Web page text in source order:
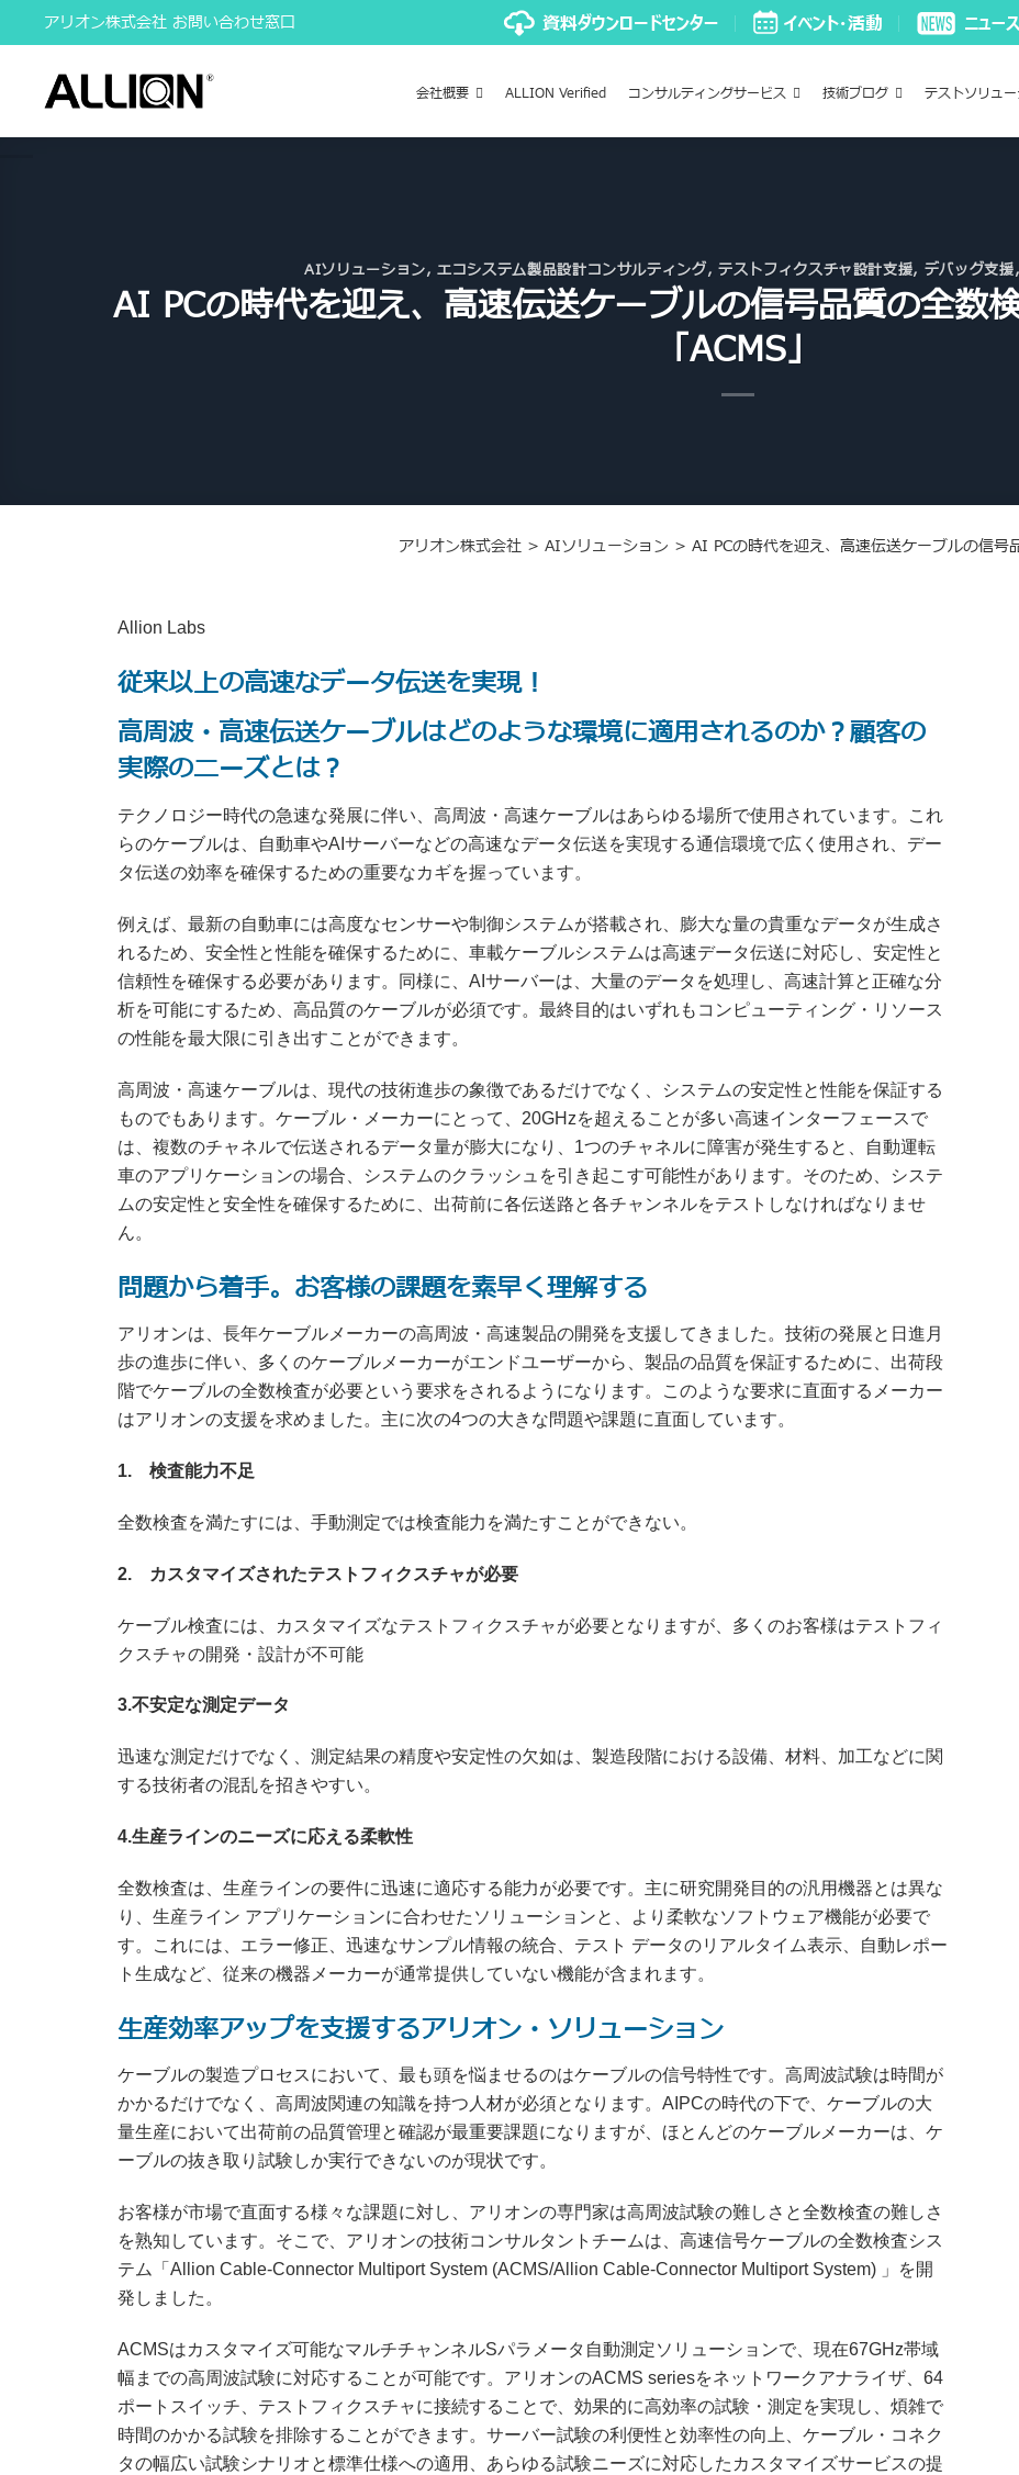
to
content
アリオン株式会社 お問い合わせ窓口
会社概要 ALLION Verified コンサルティングサービス 技術ブログ テストソリュ
AIソリューション,エコシステム製品設計コンサルティング,テストフィクスチャ設計支援, デバッグ支援,
AI PCの時代を迎え、高速伝送ケーブルの信号品質の全数
「ACMS」
アリオン株式会社> AIソリューション > AI PCの時代を迎え、高速伝送ケーブルの信号
Allion Labs
従来以上の高速なデータ伝送を実現！
高周波・高速伝送ケーブルはどのような環境に適用されるのか？顧客の
実際のニーズとは？
テクノロジー時代の急速な発展に伴い、高周波・高速ケーブルはあらゆる場所で使用されています。これ
らのケーブルは、自動車やAIサーバーなどの高速なデータ伝送を実現する通信環境で広く使用され、デー
タ伝送の効率を確保するための重要なカギを握っています。
例えば、最新の自動車には高度なセンサーや制御システムが搭載され、膨大な量の貴重なデータが生成さ
れるため、安全性と性能を確保するために、車載ケーブルシステムは高速データ伝送に対応し、安定性と
信頼性を確保する必要があります。同様に、AIサーバーは、大量のデータを処理し、高速計算と正確な分
析を可能にするため、高品質のケーブルが必須です。最終目的はいずれもコンピューティング・リソース
の性能を最大限に引き出すことができます。
高周波・高速ケーブルは、現代の技術進歩の象徴であるだけでなく、システムの安定性と性能を保証する
ものでもあります。ケーブル・メーカーにとって、20GHzを超えることが多い高速インターフェースで
は、複数のチャネルで伝送されるデータ量が膨大になり、1つのチャネルに障害が発生すると、自動運転
車のアプリケーションの場合、システムのクラッシュを引き起こす可能性があります。そのため、システ
ムの安定性と安全性を確保するために、出荷前に各伝送路と各チャンネルをテストしなければなりませ
ん。
問題から着手。お客様の課題を素早く理解する
アリオンは、長年ケーブルメーカーの高周波・高速製品の開発を支援してきました。技術の発展と日進月
歩の進歩に伴い、多くのケーブルメーカーがエンドユーザーから、製品の品質を保証するために、出荷段
階でケーブルの全数検査が必要という要求をされるようになります。このような要求に直面するメーカー
はアリオンの支援を求めました。主に次の4つの大きな問題や課題に直面しています。
1. 検査能力不足
全数検査を満たすには、手動測定では検査能力を満たすことができない。
2. カスタマイズされたテストフィクスチャが必要
ケーブル検査には、カスタマイズなテストフィクスチャが必要となりますが、多くのお客様はテストフィ
クスチャの開発・設計が不可能
3.不安定な測定データ
迅速な測定だけでなく、測定結果の精度や安定性の欠如は、製造段階における設備、材料、加工などに関
する技術者の混乱を招きやすい。
4.生産ラインのニーズに応える柔軟性
全数検査は、生産ラインの要件に迅速に適応する能力が必要です。主に研究開発目的の汎用機器とは異な
り、生産ライン アプリケーションに合わせたソリューションと、より柔軟なソフトウェア機能が必要で
す。これには、エラー修正、迅速なサンプル情報の統合、テスト データのリアルタイム表示、自動レポー
ト生成など、従来の機器メーカーが通常提供していない機能が含まれます。
生産効率アップを支援するアリオン・ソリューション
ケーブルの製造プロセスにおいて、最も頭を悩ませるのはケーブルの信号特性です。高周波試験は時間が
かかるだけでなく、高周波関連の知識を持つ人材が必須となります。AIPCの時代の下で、ケーブルの大
量生産において出荷前の品質管理と確認が最重要課題になりますが、ほとんどのケーブルメーカーは、ケ
ーブルの抜き取り試験しか実行できないのが現状です。
お客様が市場で直面する様々な課題に対し、アリオンの専門家は高周波試験の難しさと全数検査の難しさ
を熟知しています。そこで、アリオンの技術コンサルタントチームは、高速信号ケーブルの全数検査シス
テム「Allion Cable-Connector Multiport System (ACMS/Allion Cable-Connector Multiport System) 」を開
発しました。
ACMSはカスタマイズ可能なマルチチャンネルSパラメータ自動測定ソリューションで、現在67GHz帯域
幅までの高周波試験に対応することが可能です。アリオンのACMS seriesをネットワークアナライザ、64
ポートスイッチ、テストフィクスチャに接続することで、効果的に高効率の試験・測定を実現し、煩雑で
時間のかかる試験を排除することができます。サーバー試験の利便性と効率性の向上、ケーブル・コネク
タの幅広い試験シナリオと標準仕様への適用、あらゆる試験ニーズに対応したカスタマイズサービスの提